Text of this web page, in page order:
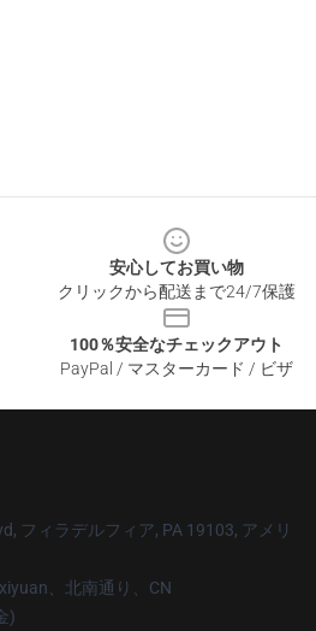
安心してお買い物
クリックから配送まで24/7保護
100％安全なチェックアウト
PayPal / マスターカード / ビザ
フィラデルフィア, PA 19103, アメリ
、北南通り、CN
)